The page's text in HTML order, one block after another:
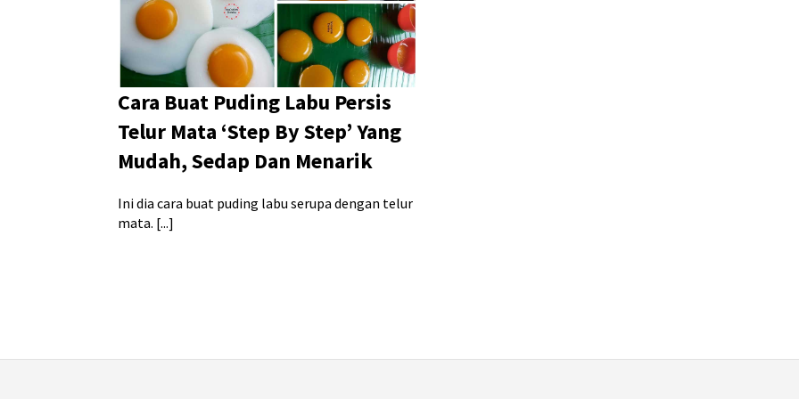
Cara Buat Puding Labu Persis
Telur Mata ‘Step By Step’ Yang
Mudah, Sedap Dan Menarik
Ini dia cara buat puding labu serupa dengan telur
mata. [...]